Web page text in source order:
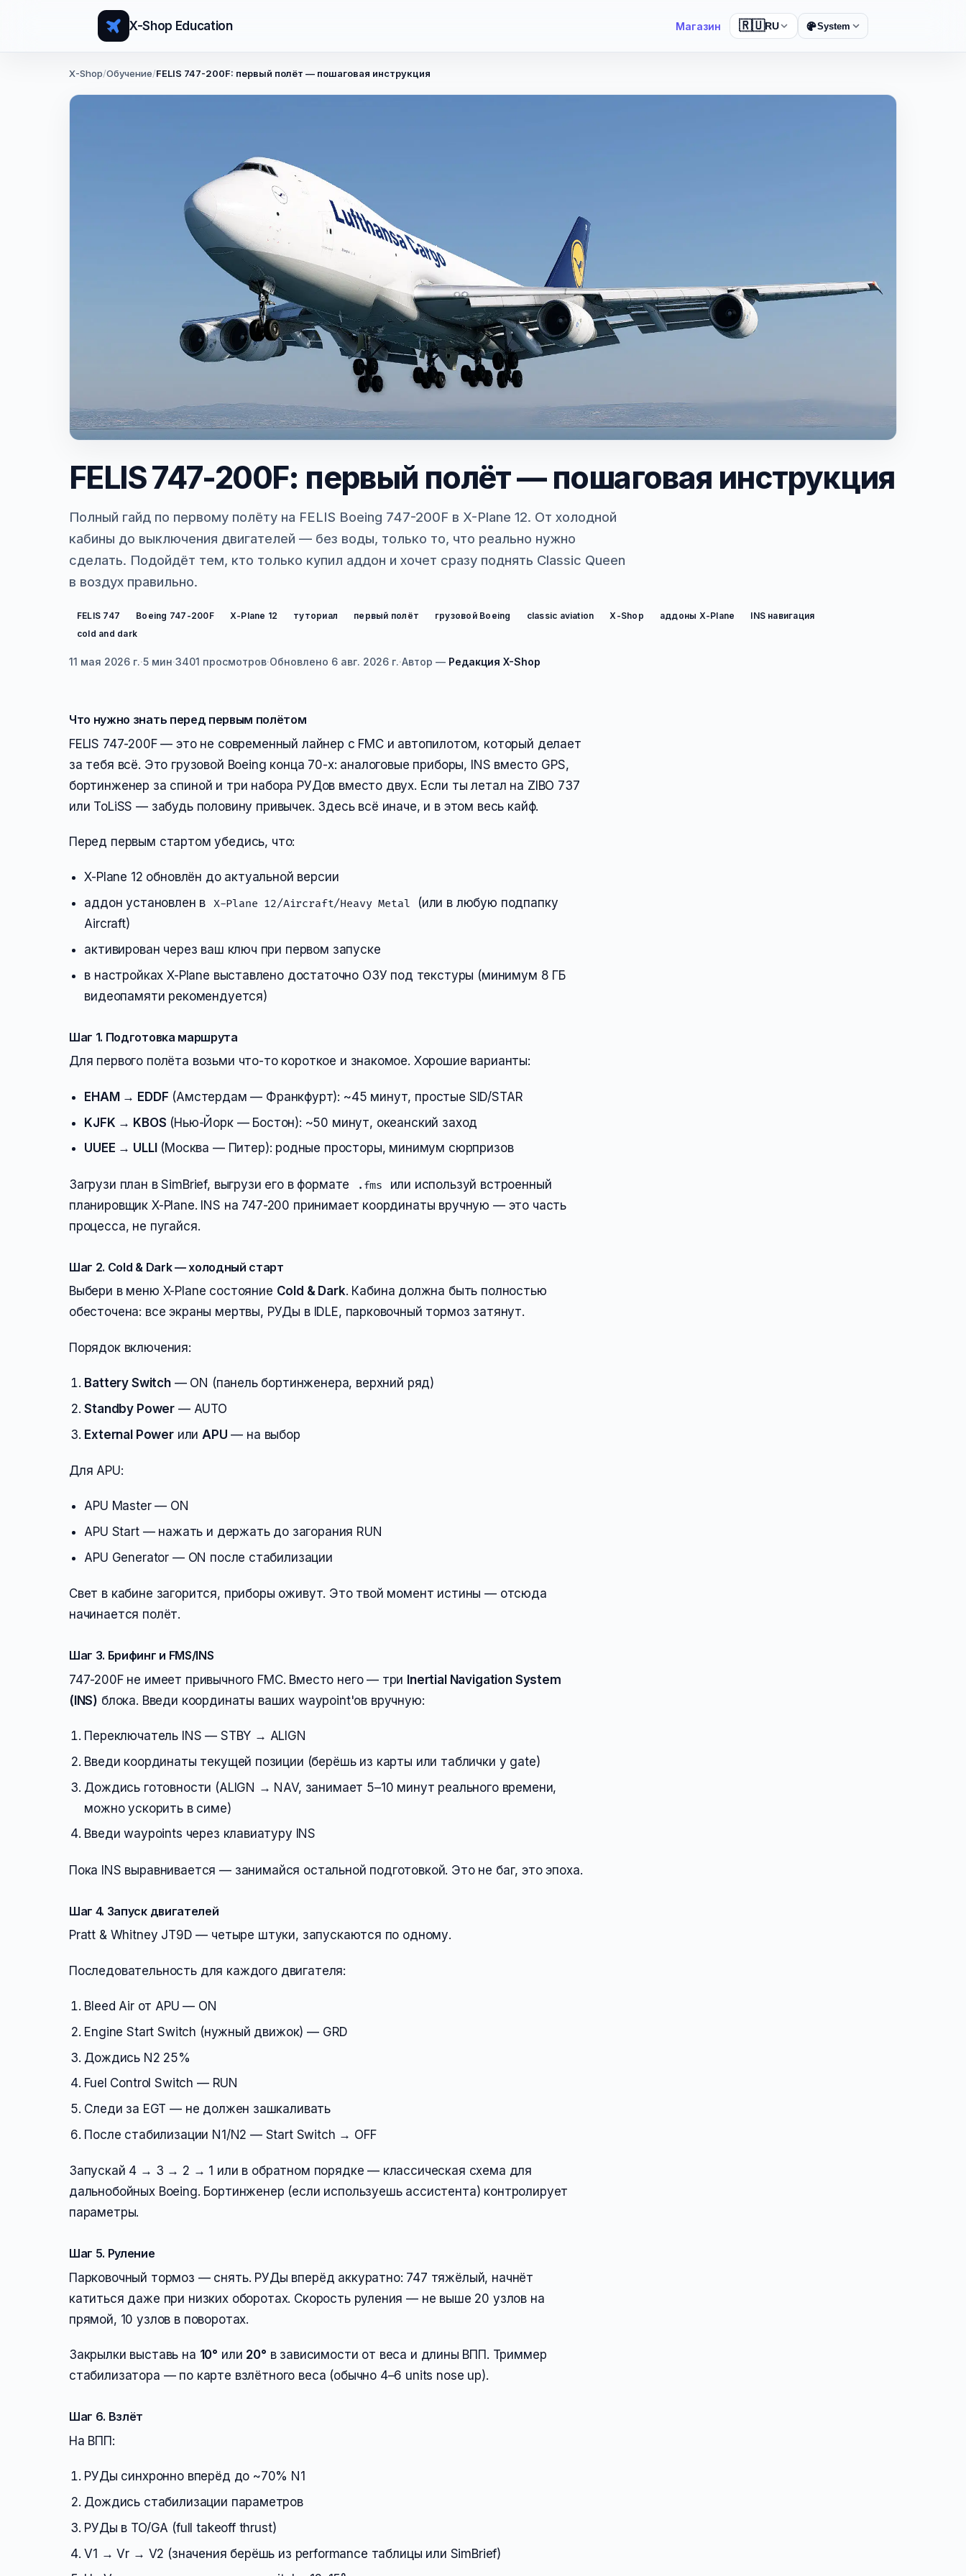
X-Shop Education Магазин 🇷🇺RU System
X-Shop/Обучение/FELIS 747-200F: первый полёт — пошаговая инструкция
FELIS 747-200F: первый полёт — пошаговая инструкция
Полный гайд по первому полёту на FELIS Boeing 747-200F в X-Plane 12. От холодной
кабины до выключения двигателей — без воды, только то, что реально нужно
сделать. Подойдёт тем, кто только купил аддон и хочет сразу поднять Classic Queen
в воздух правильно.
FELIS 747 Boeing 747-200F X-Plane 12 туториал первый полёт грузовой Boeing classic aviation X-Shop аддоны X-Plane
INS навигация
cold and dark
11 мая 2026 г.·5 мин·3401 просмотров·Обновлено 6 авг. 2026 г.·Автор — Редакция X-Shop
Что нужно знать перед первым полётом
FELIS 747-200F — это не современный лайнер с FMC и автопилотом, который делает
за тебя всё. Это грузовой Boeing конца 70-х: аналоговые приборы, INS вместо GPS,
бортинженер за спиной и три набора РУДов вместо двух. Если ты летал на ZIBO 737
или ToLiSS — забудь половину привычек. Здесь всё иначе, и в этом весь кайф.
Перед первым стартом убедись, что:
X-Plane 12 обновлён до актуальной версии
аддон установлен в X-Plane 12/Aircraft/Heavy Metal
(или в любую подпапку
Aircraft)
активирован через ваш ключ при первом запуске
в настройках X-Plane выставлено достаточно ОЗУ под текстуры (минимум 8 ГБ
видеопамяти рекомендуется)
Шаг 1. Подготовка маршрута
Для первого полёта возьми что-то короткое и знакомое. Хорошие варианты:
EHAM → EDDF (Амстердам — Франкфурт): ~45 минут, простые SID/STAR
KJFK → KBOS (Нью-Йорк — Бостон): ~50 минут, океанский заход
UUEE → ULLI (Москва — Питер): родные просторы, минимум сюрпризов
Загрузи план в SimBrief, выгрузи его в формате .fms
или используй встроенный
планировщик X-Plane. INS на 747-200 принимает координаты вручную — это часть
процесса, не пугайся.
Шаг 2. Cold & Dark — холодный старт
Выбери в меню X-Plane состояние Cold & Dark. Кабина должна быть полностью
обесточена: все экраны мертвы, РУДы в IDLE, парковочный тормоз затянут.
Порядок включения:
Battery Switch— ON (панель бортинженера, верхний ряд)
Standby Power — AUTO
External Powerили APU — на выбор
Для APU:
APU Master — ON
APU Start — нажать и держать до загорания RUN
APU Generator — ON после стабилизации
Свет в кабине загорится, приборы оживут. Это твой момент истины — отсюда
начинается полёт.
Шаг 3. Брифинг и FMS/INS
747-200F не имеет привычного FMC. Вместо него — три Inertial Navigation System
(INS) блока. Введи координаты ваших waypoint'ов вручную:
Переключатель INS — STBY → ALIGN
Введи координаты текущей позиции (берёшь из карты или таблички у gate)
Дождись готовности (ALIGN → NAV, занимает 5–10 минут реального времени,
можно ускорить в симе)
Введи waypoints через клавиатуру INS
Пока INS выравнивается — занимайся остальной подготовкой. Это не баг, это эпоха.
Шаг 4. Запуск двигателей
Pratt & Whitney JT9D — четыре штуки, запускаются по одному.
Последовательность для каждого двигателя:
Bleed Air от APU — ON
Engine Start Switch (нужный движок) — GRD
Дождись N2 25%
Fuel Control Switch — RUN
Следи за EGT — не должен зашкаливать
После стабилизации N1/N2 — Start Switch → OFF
Запускай 4 → 3 → 2 → 1 или в обратном порядке — классическая схема для
дальнобойных Boeing. Бортинженер (если используешь ассистента) контролирует
параметры.
Шаг 5. Руление
Парковочный тормоз — снять. РУДы вперёд аккуратно: 747 тяжёлый, начнёт
катиться даже при низких оборотах. Скорость руления — не выше 20 узлов на
прямой, 10 узлов в поворотах.
Закрылки выставь на 10° или 20° в зависимости от веса и длины ВПП. Триммер
стабилизатора — по карте взлётного веса (обычно 4–6 units nose up).
Шаг 6. Взлёт
На ВПП:
РУДы синхронно вперёд до ~70% N1
Дождись стабилизации параметров
РУДы в TO/GA (full takeoff thrust)
V1 → Vr → V2 (значения берёшь из performance таблицы или SimBrief)